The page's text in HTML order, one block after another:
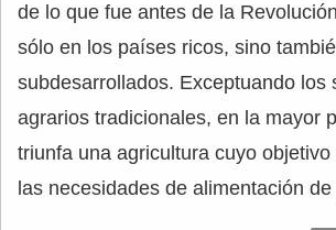
de lo que fue antes de la
sólo en los países ricos, sino
subdesarrollados. Exceptuando los
agrarios tradicionales, en la mayor
triunfa una agricultura cuyo
las necesidades de alimentación